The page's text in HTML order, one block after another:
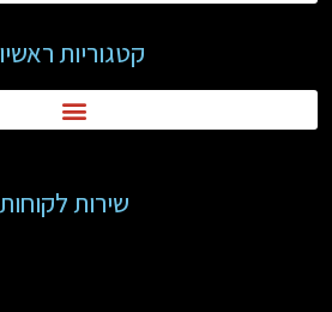
קטגוריות
שירות לקוחות